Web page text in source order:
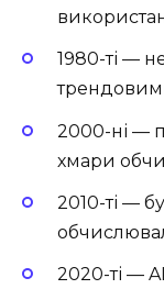
1980-ті —
2000-ні —
хмари
2010-ті —
2020-ті —